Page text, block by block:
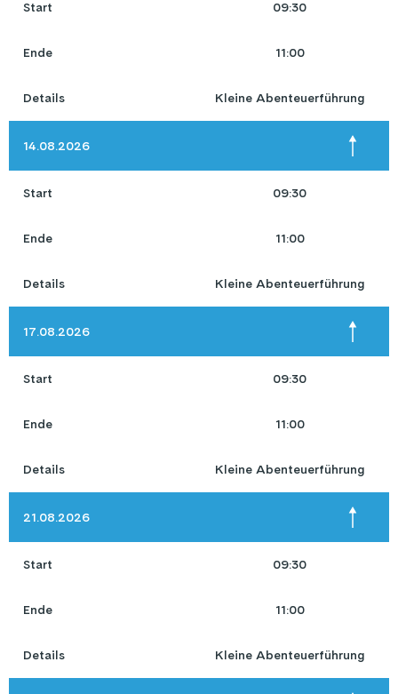
Start 09:30
Ende 11:00
Details Kleine Abenteuerführung
14.08.2026
Start 09:30
Ende 11:00
Details Kleine Abenteuerführung
17.08.2026
Start 09:30
Ende 11:00
Details Kleine Abenteuerführung
21.08.2026
Start 09:30
Ende 11:00
Details Kleine Abenteuerführung